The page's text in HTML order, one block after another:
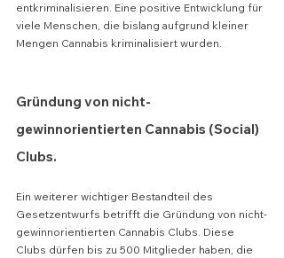
entkriminalisieren. Eine positive Entwicklung für
viele Menschen, die bislang aufgrund kleiner
Mengen Cannabis kriminalisiert wurden.
Gründung von nicht-
gewinnorientierten Cannabis (Social)
Clubs.
Ein weiterer wichtiger Bestandteil des
Gesetzentwurfs betrifft die Gründung von nicht-
gewinnorientierten Cannabis Clubs. Diese
Clubs dürfen bis zu 500 Mitglieder haben, die